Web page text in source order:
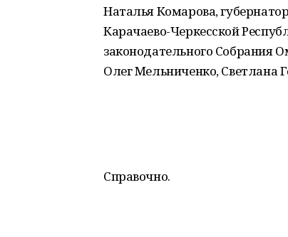
Наталья Комарова,
Карачаево-Черкесской
законодательного Собрания
Олег Мельниченко, Светлана
Справочно.